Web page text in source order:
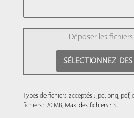
FILE
Déposer les
SÉLECTIONNEZ DES
Types de fichiers acceptés : jpg, png, pdf,
fichiers : 20 MB, Max. des fichiers : 3.